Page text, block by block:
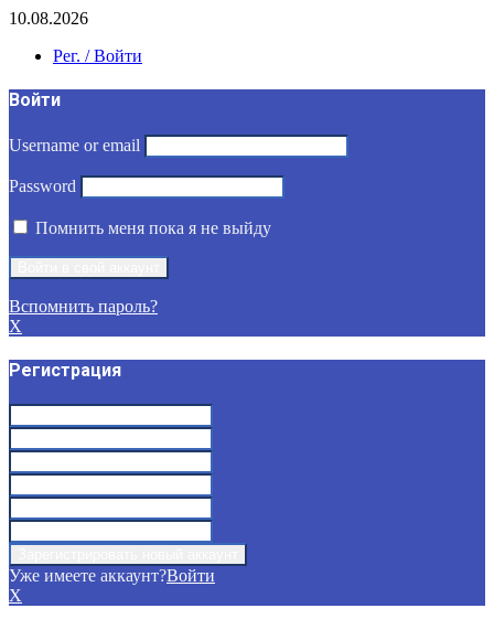
10.08.2026
Рег. / Войти
Войти
Username or email
Password
Помнить меня пока я не выйду
Вспомнить пароль?
X
Регистрация
Уже имеете аккаунт?Войти
X